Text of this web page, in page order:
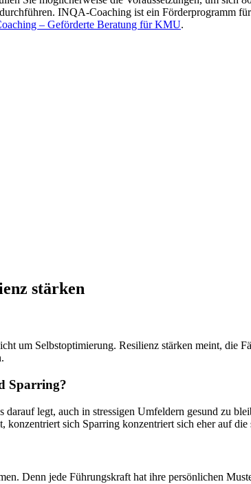
INQA-Coaching ist ein Förderprogramm
– Geförderte Beratung für KMU.
stärken
um Selbstoptimierung. Resilienz stärken meint, die
Sparring?
legt, auch in stressigen Umfeldern gesund zu
sich Sparring konzentriert sich eher auf die
Denn jede Führungskraft hat ihre persönlichen